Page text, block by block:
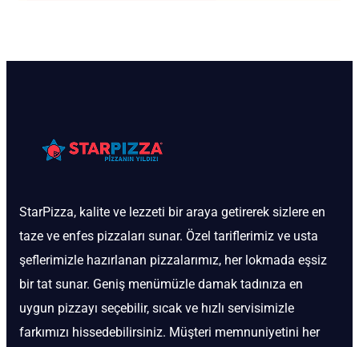
StarPizza, kalite ve lezzeti bir araya getirerek sizlere en
taze ve enfes pizzaları sunar. Özel tariflerimiz ve usta
şeflerimizle hazırlanan pizzalarımız, her lokmada eşsiz
bir tat sunar. Geniş menümüzle damak tadınıza en
uygun pizzayı seçebilir, sıcak ve hızlı servisimizle
farkımızı hissedebilirsiniz. Müşteri memnuniyetini her